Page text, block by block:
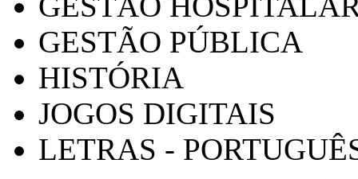
GESTÃO PÚBLICA
HISTÓRIA
JOGOS DIGITAIS
LETRAS -